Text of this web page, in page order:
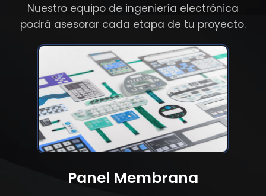
Nuestro equipo de ingeniería electrónica
podrá asesorar cada etapa de tu proyecto.
Panel Membrana